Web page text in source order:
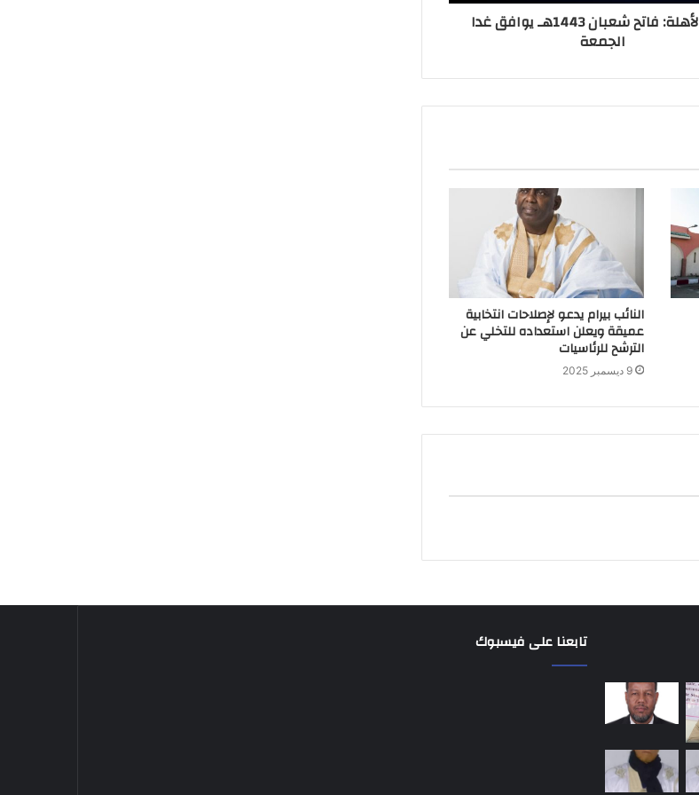
لجنة الأهلة: فاتح شعبان 1443هـ يوافق غدا
الجمعة
النائب بيرام يدعو لإصلاحات انتخابية
عميقة ويعلن استعداده للتخلي عن
الترشح للرئاسيات
9 ديسمبر 2025
تابعنا على فيسبوك